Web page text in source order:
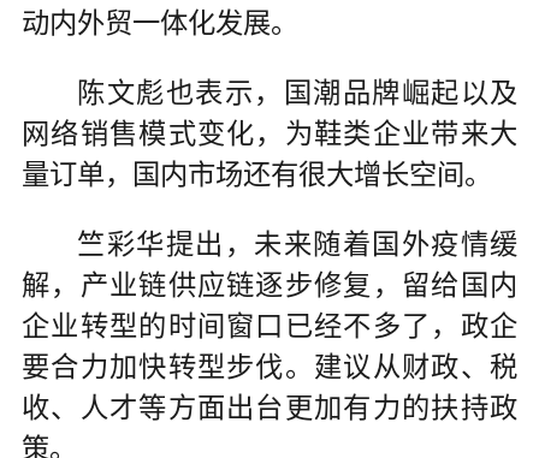
动内外贸一体化发展。
陈文彪也表示，国潮品牌崛起以及
网络销售模式变化，为鞋类企业带来大
量订单，国内市场还有很大增长空间。
竺彩华提出，未来随着国外疫情缓
解，产业链供应链逐步修复，留给国内
企业转型的时间窗口已经不多了，政企
要合力加快转型步伐。建议从财政、税
收、人才等方面出台更加有力的扶持政
策。